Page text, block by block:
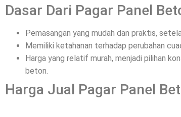
Dasar Dari Pagar Panel
Pemasangan yang mudah dan praktis,
Memiliki ketahanan terhadap perubahan
Harga yang relatif murah, menjadi pilihan
beton.
Harga Jual Pagar Panel